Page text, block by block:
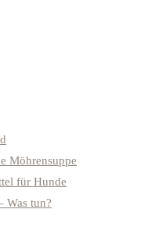
Möhrensuppe
für Hunde
Was tun?